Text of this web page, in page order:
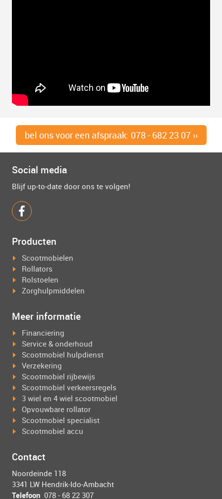
bel ons voor een afspraak: 078 - 682 23 07 ››
Social media
Blijf up-to-date door ons te volgen!
Producten
Scootmobielen
Rollators
Rolstoelen
Zorghulpmiddelen
Meer informatie
Financiering
Service & onderhoud
Scootmobiel hulpdienst
Verzekering
Scootmobiel rijbewijs
Scootmobiel verkeersregels
3 wiel en 4 wiel scootmobiel
Opvouwbare rollator
Scootmobiel specialist
Scootmobiel accu
Contact
Noordeinde 118
3341 LW Hendrik-Ido-Ambacht
Telefoon 078 - 68 22 307